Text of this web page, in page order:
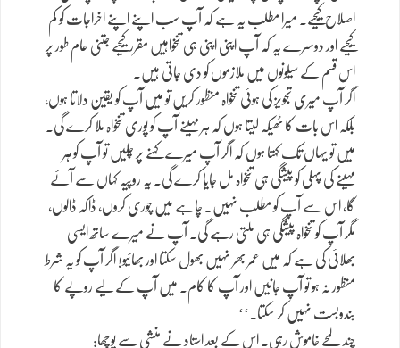
اصلاح کیجیے۔ میرا مطلب یہ ہے کہ آپ سب اپنے اپنے اخراجات کو کم
کیجیے اور دوسرے یہ کہ آپ اپنی اپنی ہی تنخواہیں مقرر کیجیے جتنی عام طور پر
اس قسم کے سیلونوں میں ملازموں کو دی جاتی ہیں۔
اگر آپ میری تجویز کی ہوئی تنخواہ منظور کریں تو میں آپ کو یقین دلاتا ہوں،
بلکہ اس بات کا ٹھیکہ لیتا ہوں کہ ہر مہینے آپ کو پوری تنخواہ ملا کرے گی۔
میں تو یہاں تک کہتا ہوں کہ اگر آپ میرے کہنے پر چلیں تو آپ کو ہر
مہینے کی پہلی کو پیشگی ہی تنخواہ مل جایا کرے گی۔ یہ روپیہ کہاں سے آئے
گا، اس سے آپ کو مطلب نہیں۔ چاہے میں چوری کروں، ڈاکہ ڈالوں،
مگر آپ کو تنخواہ پیشگی ہی ملتی رہے گی۔ آپ نے میرے ساتھ ایسی
بھلائی کی ہے کہ میں عمر بھر نہیں بھول سکتا اور بھائیو! اگر آپ کو یہ شرط
منظور نہ ہو تو آپ جانیں اور آپ کا کام۔ میں آپ کے لیے روپے کا
بندوبست نہیں کر سکتا۔‘‘
چند لمحے خاموش رہی۔ اس کے بعد استاد نے منشی سے پوچھا: